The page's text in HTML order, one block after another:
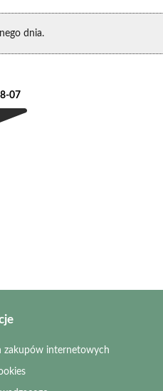
dnia.
07
zakupów internetowych